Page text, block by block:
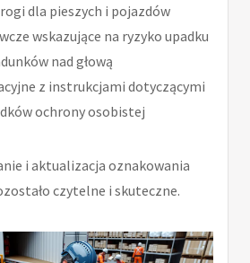
dla pieszych i pojazdów
wskazujące na ryzyko upadku
nad głową
z instrukcjami dotyczącymi
ochrony osobistej
i aktualizacja oznakowania
czytelne i skuteczne.